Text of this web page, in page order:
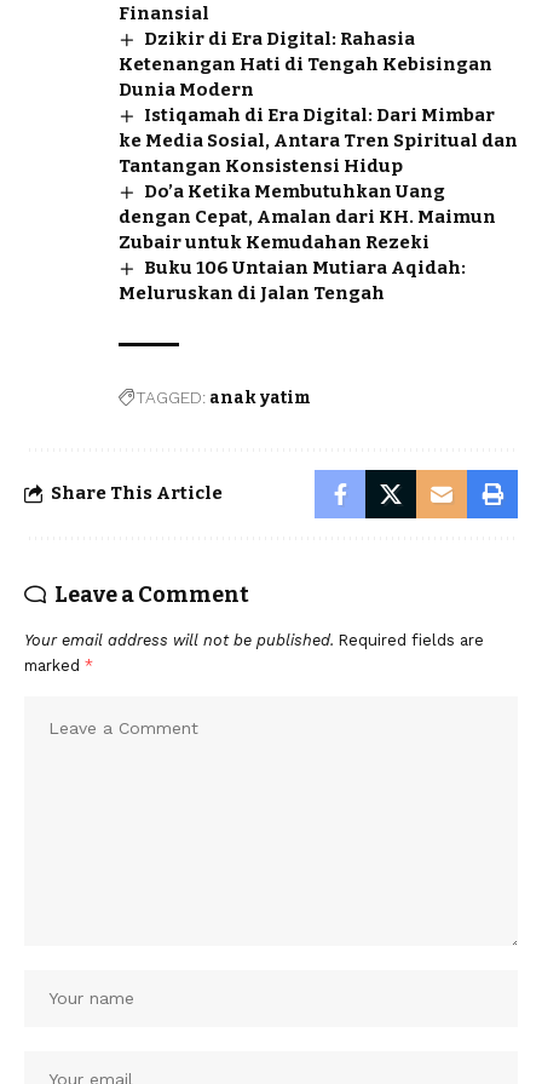
Finansial
Dzikir di Era Digital: Rahasia
Ketenangan Hati di Tengah Kebisingan
Dunia Modern
Istiqamah di Era Digital: Dari Mimbar
ke Media Sosial, Antara Tren Spiritual dan
Tantangan Konsistensi Hidup
Do’a Ketika Membutuhkan Uang
dengan Cepat, Amalan dari KH. Maimun
Zubair untuk Kemudahan Rezeki
Buku 106 Untaian Mutiara Aqidah:
Meluruskan di Jalan Tengah
TAGGED: anak yatim
Share This Article
Leave a Comment
Your email address will not be published. Required fields are
marked *